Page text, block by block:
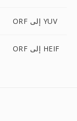
ORF إلى YUV
ORF إلى HEIF